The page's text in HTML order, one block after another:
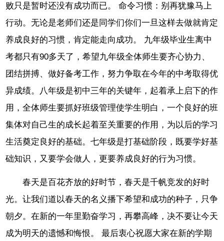
败只是暂时还没有成功而已。 命令习惯：别再犹豫马上
行动。无论是老师们还是同学们你们一旦这样去做就肯定
养成良好的习惯，肯定能走向成功。 九年级毕业生离中
考都只有90多天了，希望九年级全体师生要齐心协力、
团结拼搏、做好备考工作，努力争取在今年的中考取得优
异成绩。八年级是初中三年的关键年，起着承上启下的作
用，全体师生要抓好班级管理使学生明白，一个良好的班
集体对自己生的成长起着至关重要的作用，为以后的学习
生活奠定良好的基础。七年级是打基础阶段，既要学好基
础知识，又要学会做人，更要养成良好的行为习惯。
春天是百花齐放的好时节，春天是千帆竞发的好时
光。让我们道以春天的名义播下希望和成功的种子，只争
朝夕。在新的一年里勤奋学习，再攀高峰，决不要让今天
成为明天的遗憾和悔恨。 最后衷心祝愿大家在新的学期